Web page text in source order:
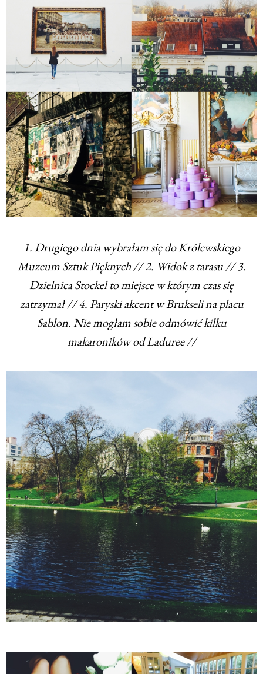
1. Drugiego dnia wybrałam się do Królewskiego
Muzeum Sztuk Pięknych // 2. Widok z tarasu // 3.
Dzielnica Stockel to miejsce w którym czas się
zatrzymał // 4. Paryski akcent w Brukseli na placu
Sablon. Nie mogłam sobie odmówić kilku
makaroników od Laduree //